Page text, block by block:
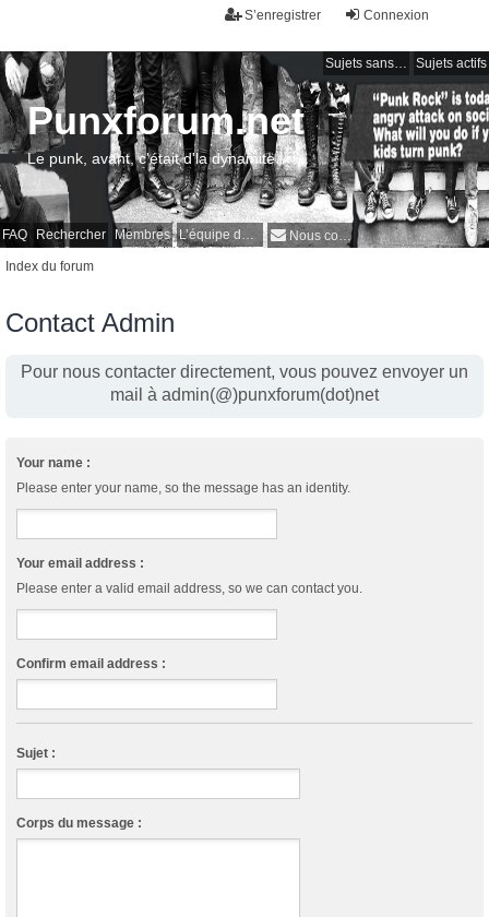
Connexion
S’enregistrer
Sujets sans réponse Sujets actifs
FAQ Rechercher Membres L’équipe du forum Nous contacter
Punxforum.net
Le punk, avant, c'était d'la dynamite !
Index du forum
Contact Admin
Pour nous contacter directement, vous pouvez envoyer un
mail à admin(@)punxforum(dot)net
Your name :
Please enter your name, so the message has an identity.
Your email address :
Please enter a valid email address, so we can contact you.
Confirm email address :
Sujet :
Corps du message :